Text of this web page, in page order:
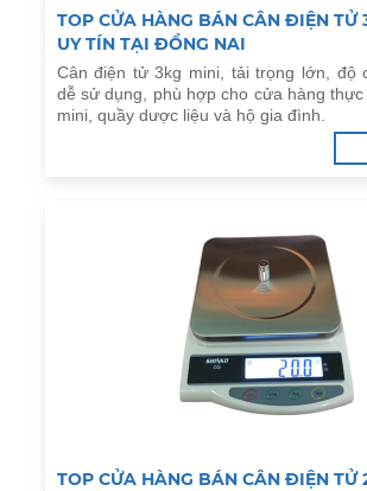
TOP CỬA HÀNG BÁN CÂN ĐIỆN TỬ
UY TÍN TẠI ĐỒNG NAI
Cân điện tử 3kg mini, tải trọng lớn, độ
dễ sử dụng, phù hợp cho cửa hàng
mini, quầy dược liệu và hộ gia đình.
TOP CỬA HÀNG BÁN CÂN ĐIỆN TỬ